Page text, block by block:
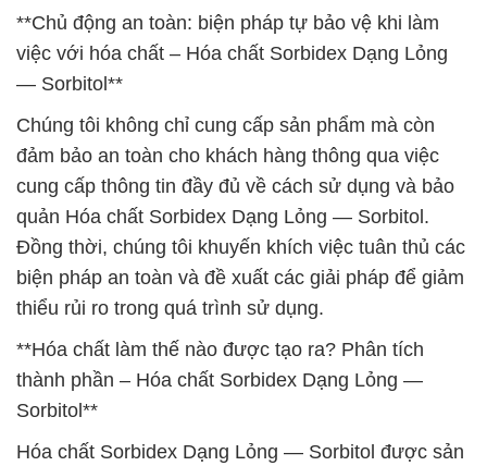
**Chủ động an toàn: biện pháp tự bảo vệ khi làm
việc với hóa chất – Hóa chất Sorbidex Dạng Lỏng
— Sorbitol**
Chúng tôi không chỉ cung cấp sản phẩm mà còn
đảm bảo an toàn cho khách hàng thông qua việc
cung cấp thông tin đầy đủ về cách sử dụng và bảo
quản Hóa chất Sorbidex Dạng Lỏng — Sorbitol.
Đồng thời, chúng tôi khuyến khích việc tuân thủ các
biện pháp an toàn và đề xuất các giải pháp để giảm
thiểu rủi ro trong quá trình sử dụng.
**Hóa chất làm thế nào được tạo ra? Phân tích
thành phần – Hóa chất Sorbidex Dạng Lỏng —
Sorbitol**
Hóa chất Sorbidex Dạng Lỏng — Sorbitol được sản